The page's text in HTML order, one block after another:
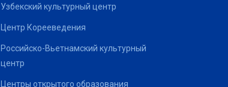
Узбекский культурный центр
Центр Корееведения
Российско-Вьетнамский культурный
центр
Центры открытого образования